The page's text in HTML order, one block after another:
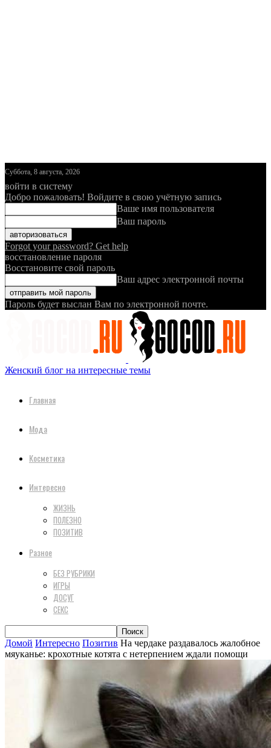
Суббота, 8 августа, 2026
войти в систему
Добро пожаловать! Войдите в свою учётную запись
Ваше имя пользователя
Ваш пароль
Forgot your password? Get help
восстановление пароля
Восстановите свой пароль
Ваш адрес электронной почты
Пароль будет выслан Вам по электронной почте.
Женский блог на интересные темы
Главная
Мода
Косметика
Интересно
ЖИЗНЬ
ПОЛЕЗНО
ПОЗИТИВ
Разное
БЕЗ РУБРИКИ
ИГРЫ
ДОСУГ
СЕКС
Домой Интересно Позитив На чердаке раздавалось жалобное
мяуканье: крохотные котята с нетерпением ждали помощи